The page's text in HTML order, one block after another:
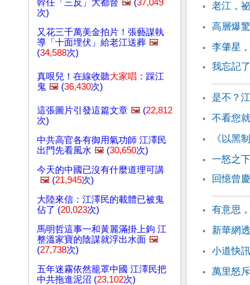
幹任「三反」大都督 🖼️ (37,049
次)
又花三千萬美金拍片！張藝謀執
導「十面埋伏」給老江送葬 🖼️
(34,588次)
真哏兒！在線收聽大家唱 ：踩江
鬼 🖼️ (36,430次)
這張圖片引發這篇文章 🖼️ (22,812
次)
中共高官各有御用氣功師 江澤民
出門先看風水 🖼️ (30,650次)
今天的中國已沒有什麼道理可講
🖼️ (21,945次)
大陸來信：江澤民的載體已被鬼
佔了 (20,023次)
馬明哲這事一和黃麗滿掛上鉤 江
整溫家寶的陰謀就浮出水面 🖼️
(27,738次)
五年迷霧依然籠罩中國 江澤民把
中共拖進泥沼 (23,102次)
老江，
高層爆
李肇星
我忘記
是不？
不看您
《以黑
一怒之
回憶曾
有意思
新華網
小道快
萬里怒